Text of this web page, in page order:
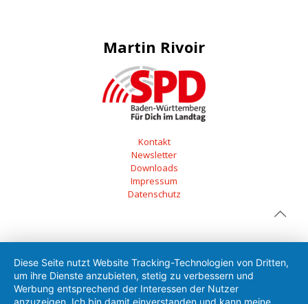
Martin Rivoir
Kontakt
Newsletter
Downloads
Impressum
Datenschutz
Diese Seite nutzt Website Tracking-Technologien von Dritten,
um ihre Dienste anzubieten, stetig zu verbessern und
Werbung entsprechend der Interessen der Nutzer
anzuzeigen. Ich bin damit einverstanden und kann meine